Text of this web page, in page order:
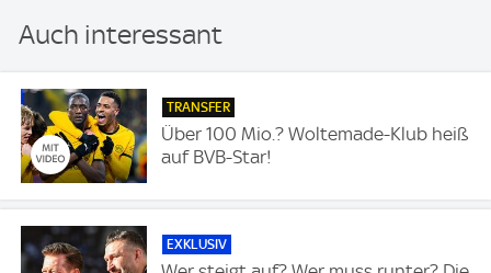
Auch interessant
TRANSFER
Über 100 Mio.? Woltemade-Klub heiß
auf BVB-Star!
EXKLUSIV